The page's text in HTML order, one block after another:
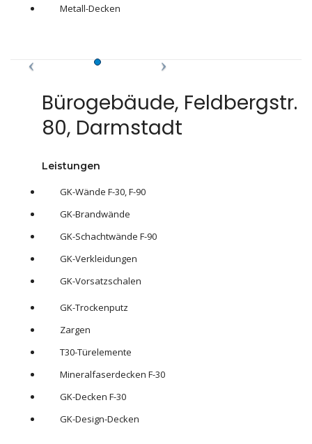
Metall-Decken
Bürogebäude, Feldbergstr.
80, Darmstadt
Leistungen
GK-Wände F-30, F-90
GK-Brandwände
GK-Schachtwände F-90
GK-Verkleidungen
GK-Vorsatzschalen
GK-Trockenputz
Zargen
T30-Türelemente
Mineralfaserdecken F-30
GK-Decken F-30
GK-Design-Decken